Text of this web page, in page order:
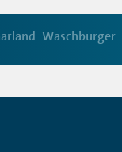
Waschburger